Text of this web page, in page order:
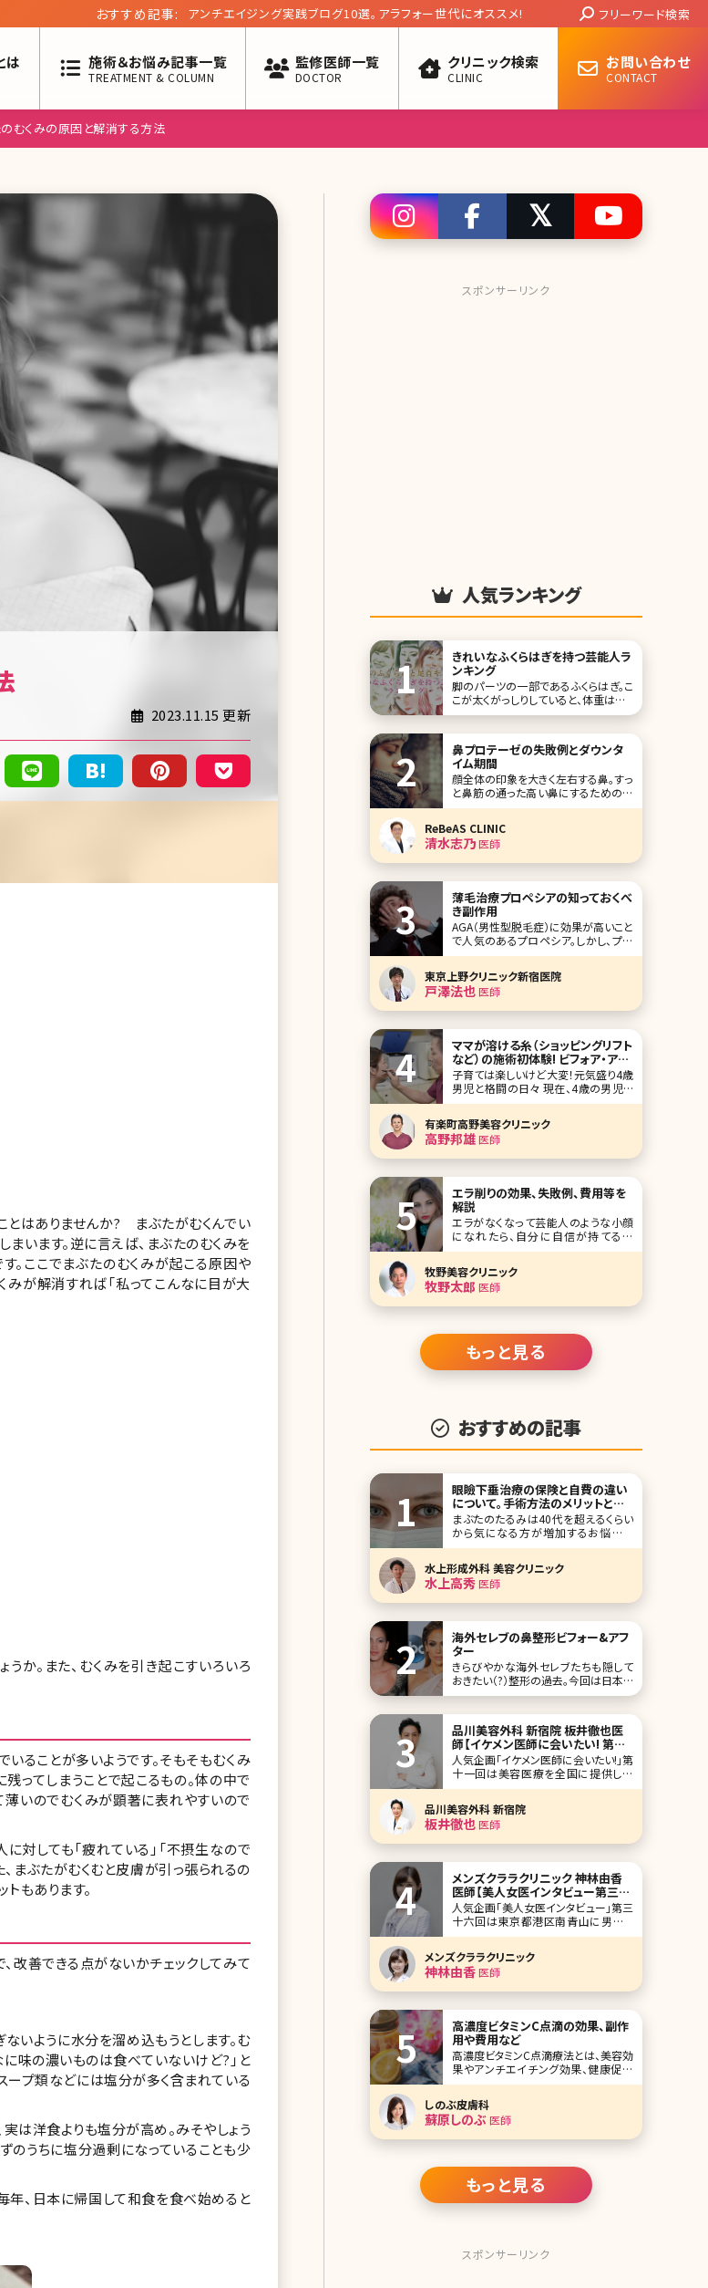
おすすめ記事:
自由が丘ロジエクリニック 坂戸純子医師【美人女医インタビュー
Search:
フリーワード検索
は 施術＆お悩み記事一覧
TREATMENT & COLUMN
監修医師一覧
DOCTOR
クリニック検索
CLINIC
お問い合わせ
CONTACT
のむくみの原因と解消する方法
2023.11.15 更新
とはありませんか? まぶたがむくんでい
います。逆に言えば、まぶたのむくみを
。ここでまぶたのむくみが起こる原因や
みが解消すれば「私ってこんなに目が大
か。また、むくみを引き起こすいろいろ
いることが多いようです。そもそもむくみ
ってしまうことで起こるもの。体の中で
いのでむくみが顕著に表れやすいので
対しても「疲れている」「不摂生なので
、まぶたがむくむと皮膚が引っ張られるの
もあります。
改善できる点がないかチェックしてみて
いように水分を溜め込もうとします。む
に味の濃いものは食べていないけど?」と
ープ類などには塩分が多く含まれている
は洋食よりも塩分が高め。みそやしょう
のうちに塩分過剰になっていることも少
年、日本に帰国して和食を食べ始めると
スポンサーリンク
人気ランキング
きれいなふくらはぎを持つ芸能人ラ
ンキング
脚のパーツの一部であるふくらはぎ。こ
こが太くがっしりしていると、体重は軽く
ても「下半身デブ」と見られるおそれや
しまいます。その他にも、ふくらはぎとい
えば浮腫みやすい部分でもあるので、
美脚を目指す方ならいつも気にしてい
たいところです。 今回は美しく細いだけ
では
鼻プロテーゼの失敗例とダウンタ
イム期間
顔全体の印象を大きく左右する鼻。すっ
と鼻筋の通った高い鼻にするための一
番確実な方法は鼻プロテーゼを挿入
実は鼻プロテーゼを入れている人が多
いよう。しかし、同時に鼻プロテーゼは
美容整形手術の中でもトラブルが多く、
ReBeAS CLINIC
清水志乃医師
薄毛治療プロペシアの知っておくべ
き副作用
AGA（男性型脱毛症）に効果が高いこと
で人気のあるプロペシア。しかし、プロ
ペシアにも副作用がありました。いった
いどんな副作用があり、どんなことに
気を付ける必要があるのでしょうか?詳
しくご紹介していきます。 プロペシアっ
てこんな薬 プロペシアはAGA（男性型
東京上野クリニック新宿医院
戸澤法也医師
ママが溶ける糸（ショッピングリフト
など）の施術初体験! ビフォア・アフ
ター症例写真つき／有楽町高野美
容クリニック
子育ては楽しいけど大変！元気盛り4歳
男児と格闘の日々 現在、4歳の男児を
子育て中の山本（33歳）と申します。息
男の子です。息子が幼稚園に通ってい
る間、広告関係のパートタイマーとして
勤務しています。 今まで息子と外出す
有楽町高野美容クリニック
高野邦雄医師
エラ削りの効果、失敗例、費用等を
解説
エラがなくなって芸能人のような小顔
になれたら、自分に自信が持てるの
に……そんな風に思ったことはありま
顔が大きく見え、全体的にゴツゴツとし
た印象を与えてしまいます。でも、でき
ればエラを削りたいけれど、骨に手を
しょう。今回はそんな方
牧野美容クリニック
牧野太郎 医師
もっと見る
おすすめの記事
眼瞼下垂治療の保険と自費の違い
について。手術方法のメリットとデ
メリットも
まぶたのたるみは40代を超えるくらい
から気になる方が増加するお悩みで
す。目の周りは皮膚も薄く繊細な部分
のため、くすみなどのお悩みをよくお聞
きしますが、その中でも特に目が開け
づらくなってきた、目元がたるんでとて
も老けて見えるとのお悩みがとても多
水上形成外科 美容クリニック
水上高秀医師
海外セレブの鼻整形ビフォー&アフ
ター
きらびやかな海外セレブたちも隠して
おきたい（?）整形の過去。今回は日本で
も人気の高い8名の海外セレブにスポ
れも「鼻」。欧米特有の彫りの深い顔立
ちのセレブたちは、少しばかり存在感
のある鼻が気になるようで、整形とい
えばとにもかくにも「鼻」なんです。 ジェ
ニファー
品川美容外科 新宿院 板井徹也医
師【イケメン医師に会いたい! 第十
一回】
人気企画「イケメン医師に会いたい!」第
十一回は美容医療を全国に提供し続
けて31年、品川美容外科新宿院院長の
板井徹也（いたいてつや）先生です。 俳
優の玉木宏さんを彷彿とさせる爽やか
な笑顔と落ち着いた優しい語り口調が
印象的です。もともとは救急医としての
品川美容外科 新宿院
板井徹也医師
メンズクララクリニック 神林由香
医師【美人女医インタビュー第三十
六回】
人気企画「美人女医インタビュー」第三
十六回は東京都港区南青山に男性メ
インの美容クリニックとして「メンズク
ララクリニック」を開院された神林由香
（かんばやしゆか）先生です。 テーマは
ずばりナチュラル美容医療。先生のこれ
までの美容皮膚科医としての経験か
メンズクララクリニック
神林由香医師
高濃度ビタミンC点滴の効果、副作
用や費用など
高濃度ビタミンC点滴療法とは、美容効
果やアンチエイチング効果、健康促進
効果のあるビタミンCを点滴により補う
美容方法です。ビタミンCは体内で作り
出すことができない栄養素なので、高
い濃度の状態で補うと効果があるとい
われています。今回は、気になる高濃度
しのぶ皮膚科
蘇原しのぶ医師
もっと見る
スポンサーリンク